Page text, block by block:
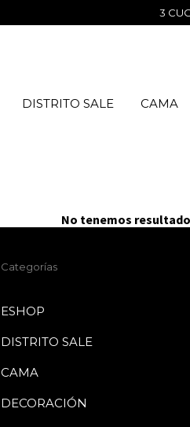
3
DISTRITO SALE CAMA
No tenemos
Categorías
ESHOP
DISTRITO SALE
CAMA
DECORACIÓN